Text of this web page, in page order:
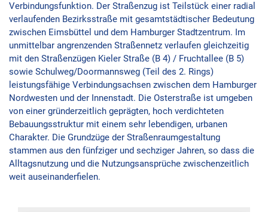
Verbindungsfunktion. Der Straßenzug ist Teilstück einer radial
verlaufenden Bezirksstraße mit gesamtstädtischer Bedeutung
zwischen Eimsbüttel und dem Hamburger Stadtzentrum. Im
unmittelbar angrenzenden Straßennetz verlaufen gleichzeitig
mit den Straßenzügen Kieler Straße (B 4) / Fruchtallee (B 5)
sowie Schulweg/Doormannsweg (Teil des 2. Rings)
leistungsfähige Verbindungsachsen zwischen dem Hamburger
Nordwesten und der Innenstadt. Die Osterstraße ist umgeben
von einer gründerzeitlich geprägten, hoch verdichteten
Bebauungsstruktur mit einem sehr lebendigen, urbanen
Charakter. Die Grundzüge der Straßenraumgestaltung
stammen aus den fünfziger und sechziger Jahren, so dass die
Alltagsnutzung und die Nutzungsansprüche zwischenzeitlich
weit auseinanderfielen.